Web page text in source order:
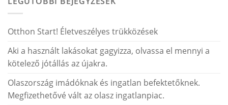
Otthon Start! Életveszélyes trükközések
Aki a használt lakásokat gagyizza, olvassa el mennyi a
kötelező jótállás az újakra.
Olaszország imádóknak és ingatlan befektetőknek.
Megfizethetővé vált az olasz ingatlanpiac.